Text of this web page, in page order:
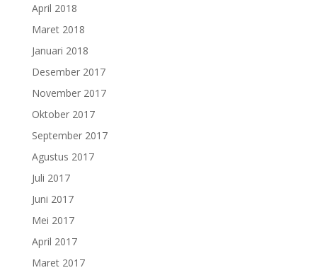
April 2018
Maret 2018
Januari 2018
Desember 2017
November 2017
Oktober 2017
September 2017
Agustus 2017
Juli 2017
Juni 2017
Mei 2017
April 2017
Maret 2017